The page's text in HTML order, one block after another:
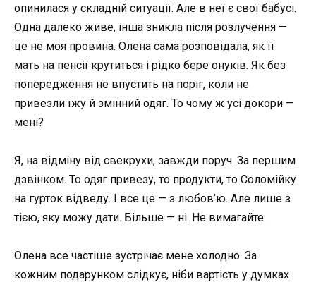
опинилася у складній ситуації. Але в неї є свої бабусі.
Одна далеко живе, інша зникла після розлучення —
це не моя провина. Олена сама розповідала, як її
мать на пенсії крутиться і рідко бере онуків. Як без
попередження не впустить на поріг, коли не
привезли їжу й змінний одяг. То чому ж усі докори —
мені?
Я, на відміну від свекрухи, завжди поруч. За першим
дзвінком. То одяг привезу, то продукти, то Соломійку
на гурток відведу. І все це — з любов’ю. Але лише з
тією, яку можу дати. Більше — ні. Не вимагайте.
Олена все частіше зустрічає мене холодно. За
кожним подарунком слідкує, ніби вартість у думках